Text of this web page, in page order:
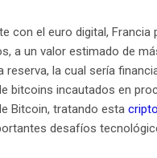
con el euro digital,
a un valor estimado de
reserva, la cual sería
bitcoins incautados en
Bitcoin, tratando esta
desafíos